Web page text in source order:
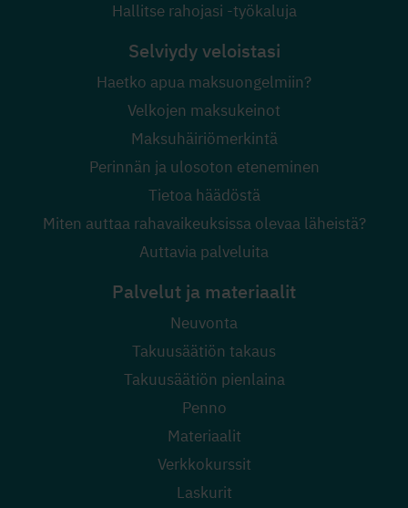
Hallitse rahojasi -työkaluja
Selviydy veloistasi
Haetko apua maksuongelmiin?
Velkojen maksukeinot
Maksuhäiriömerkintä
Perinnän ja ulosoton eteneminen
Tietoa häädöstä
Miten auttaa rahavaikeuksissa olevaa läheistä?
Auttavia palveluita
Palvelut ja materiaalit
Neuvonta
Takuusäätiön takaus
Takuusäätiön pienlaina
Penno
Materiaalit
Verkkokurssit
Laskurit